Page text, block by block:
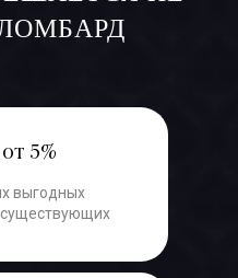
5%
выгодных